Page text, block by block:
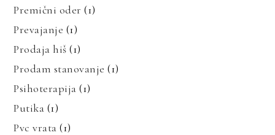
Premični oder (1)
Prevajanje (1)
Prodaja hiš (1)
Prodam stanovanje (1)
Psihoterapija (1)
Putika (1)
Pvc vrata (1)